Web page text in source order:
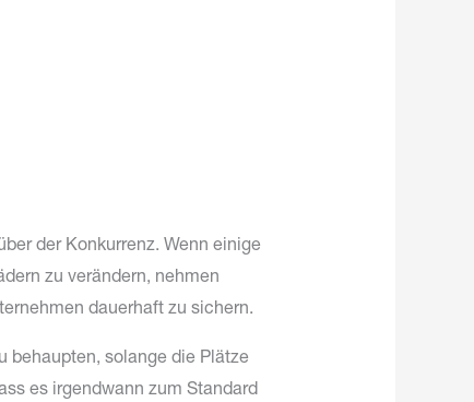
der Konkurrenz. Wenn einige
zu verändern, nehmen
dauerhaft zu sichern.
behaupten, solange die Plätze
es irgendwann zum Standard